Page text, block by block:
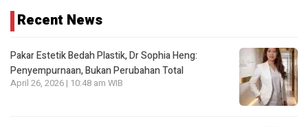
Recent News
Pakar Estetik Bedah Plastik, Dr Sophia Heng:
Penyempurnaan, Bukan Perubahan Total
April 26, 2026 | 10:48 am WIB